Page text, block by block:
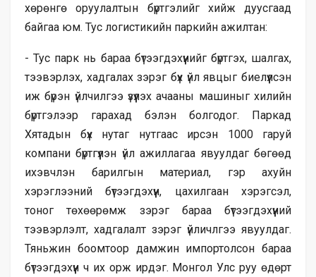
хөрөнгө оруулалтын бүртгэлийг хийж дуусгаад
байгаа юм. Тус логистикийн паркийн ажилтан:
- Тус парк нь бараа бүтээгдэхүүнийг бүртгэх, шалгах,
тээвэрлэх, хадгалах зэрэг бүх үйл явцыг биелүүлсэн
иж бүрэн үйлчилгээ үзүүлэх ачааны машиныг хилийн
бүртгэлээр гарахад бэлэн болгодог. Паркад
Хятадын бүх нутаг нутгаас ирсэн 1000 гаруй
компани бүртгүүлэн үйл ажиллагаа явуулдаг бөгөөд
ихэвчлэн барилгын материал, гэр ахуйн
хэрэглээний бүтээгдэхүүн, цахилгаан хэрэгсэл,
тоног төхөөрөмж зэрэг бараа бүтээгдэхүүний
тээвэрлэлт, хадгалалт зэрэг үйличлгээ явуулдаг.
Тяньжин боомтоор дамжин импортолсон бараа
бүтээгдэхүүн ч их орж ирдэг. Монгол Улс руу өдөрт